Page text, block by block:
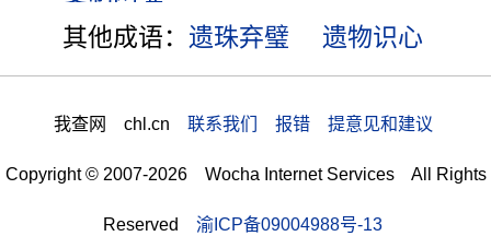
其他成语： 遗珠弃璧 遗物识心
我查网 chl.cn 联系我们 报错 提意见和建议
Copyright © 2007-2026 Wocha Internet Services All Rights
Reserved 渝ICP备09004988号-13